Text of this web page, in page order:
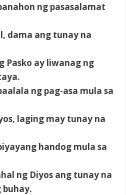
ng pasasalamat
dama ang tunay na
Pasko ay liwanag ng
ng pag-asa mula sa
laging may tunay na
handog mula sa
ng Diyos ang tunay na
buhay.